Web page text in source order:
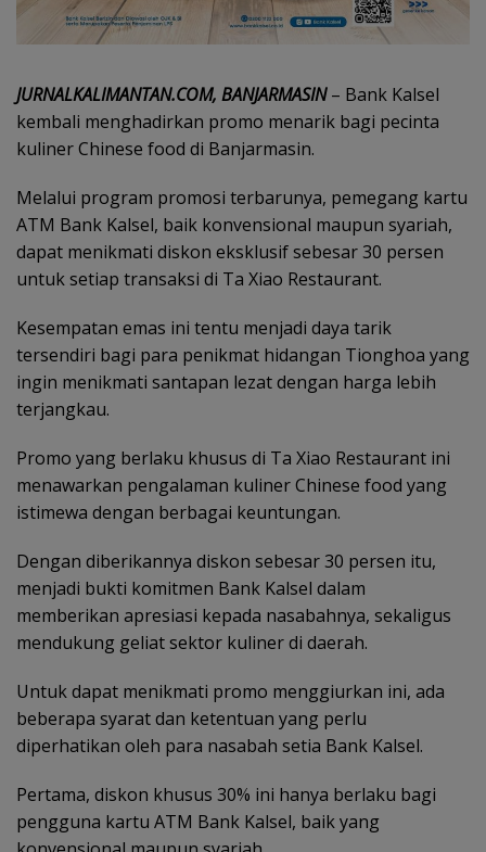
JURNALKALIMANTAN.COM, BANJARMASIN– Bank Kalsel
kembali menghadirkan promo menarik bagi pecinta
kuliner Chinese food di Banjarmasin.
Melalui program promosi terbarunya, pemegang kartu
ATM Bank Kalsel, baik konvensional maupun syariah,
dapat menikmati diskon eksklusif sebesar 30 persen
untuk setiap transaksi di Ta Xiao Restaurant.
Kesempatan emas ini tentu menjadi daya tarik
tersendiri bagi para penikmat hidangan Tionghoa yang
ingin menikmati santapan lezat dengan harga lebih
terjangkau.
Promo yang berlaku khusus di Ta Xiao Restaurant ini
menawarkan pengalaman kuliner Chinese food yang
istimewa dengan berbagai keuntungan.
Dengan diberikannya diskon sebesar 30 persen itu,
menjadi bukti komitmen Bank Kalsel dalam
memberikan apresiasi kepada nasabahnya, sekaligus
mendukung geliat sektor kuliner di daerah.
Untuk dapat menikmati promo menggiurkan ini, ada
beberapa syarat dan ketentuan yang perlu
diperhatikan oleh para nasabah setia Bank Kalsel.
Pertama, diskon khusus 30% ini hanya berlaku bagi
pengguna kartu ATM Bank Kalsel, baik yang